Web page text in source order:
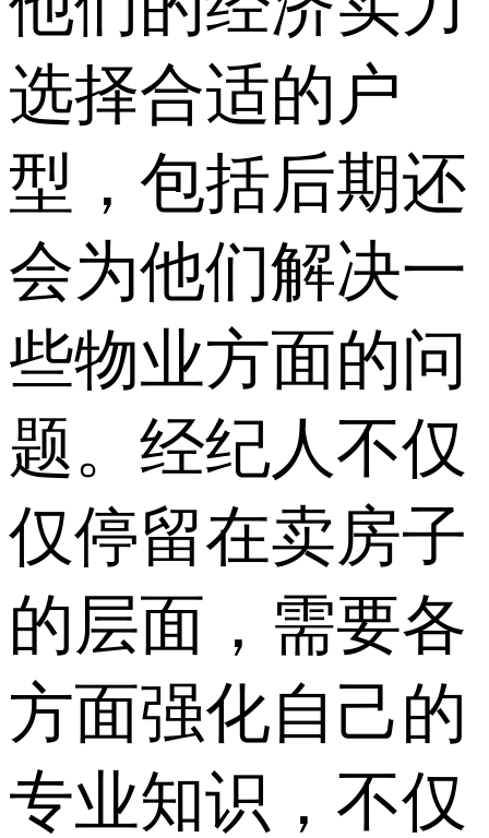
选择合适的户
型，包括后期还
会为他们解决一
些物业方面的问
题。经纪人不仅
仅停留在卖房子
的层面，需要各
方面强化自己的
专业知识，不仅